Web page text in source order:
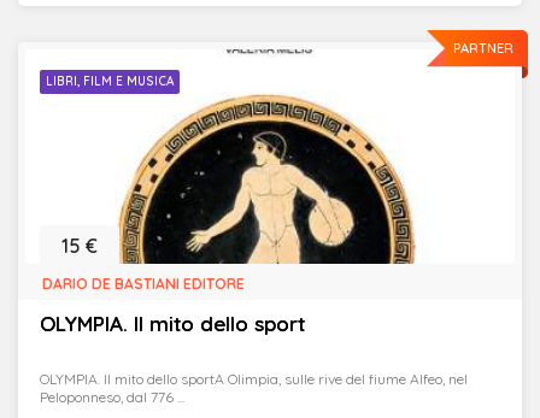
PARTNER
LIBRI, FILM E MUSICA
OLYMPIA. Il mito dello sport
15 €
DARIO DE BASTIANI EDITORE
OLYMPIA. Il mito dello sportA Olimpia, sulle rive del fiume Alfeo, nel
Peloponneso, dal 776 ...